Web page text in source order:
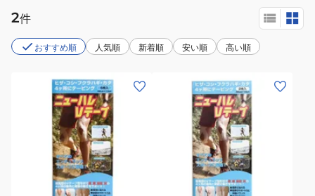
2件
おすすめ順 人気順 新着順 安い順 高い順